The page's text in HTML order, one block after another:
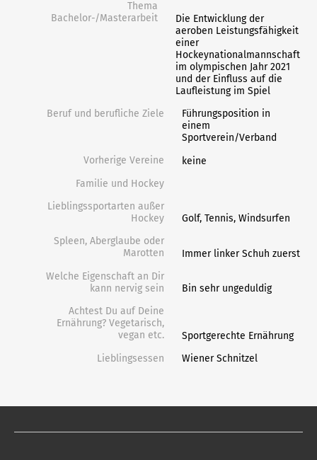
Thema
Bachelor-/Masterarbeit
Die Entwicklung der
aeroben Leistungsfähigkeit
einer
Hockeynationalmannschaft
im olympischen Jahr 2021
und der Einfluss auf die
Laufleistung im Spiel
Beruf und berufliche Ziele
Führungsposition in
einem
Sportverein/Verband
Vorherige Vereine
keine
Familie und Hockey
Lieblingssportarten außer
Hockey
Golf, Tennis, Windsurfen
Spleen, Aberglaube oder
Marotten
Immer linker Schuh zuerst
Welche Eigenschaft an Dir
kann nervig sein
Bin sehr ungeduldig
Achtest Du auf Deine
Ernährung? Vegetarisch,
vegan etc.
Sportgerechte Ernährung
Lieblingsessen
Wiener Schnitzel